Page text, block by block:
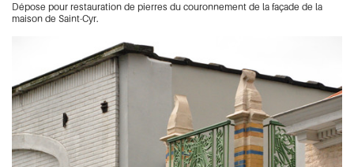
Dépose pour restauration de pierres du couronnement de la façade de la
maison de Saint-Cyr.